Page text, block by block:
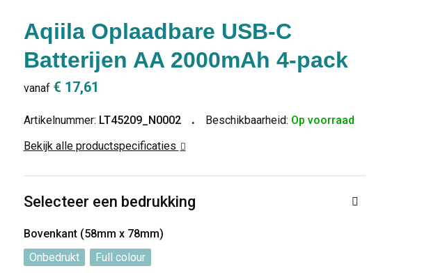
Aqiila Oplaadbare USB-C
Batterijen AA 2000mAh 4-pack
vanaf € 17,61
Artikelnummer: LT45209_N0002 Beschikbaarheid: Op voorraad
Bekijk alle productspecificaties
Selecteer een bedrukking
Bovenkant (58mm x 78mm)
Onbedrukt
Full colour